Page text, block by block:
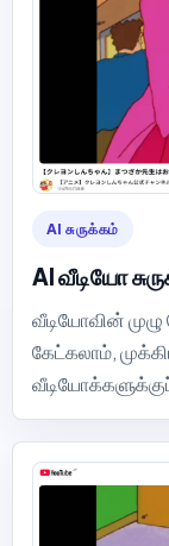
AI சுருக்கம்
AI வீடியோ
வீடியோவின்
கேட்கலாம்,